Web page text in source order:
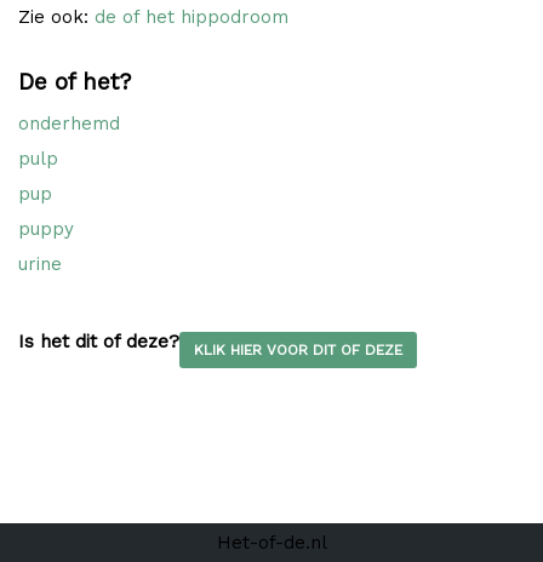
Zie ook: de of het hippodroom
De of het?
onderhemd
pulp
pup
puppy
urine
Is het dit of deze? KLIK HIER VOOR DIT OF DEZE
Het-of-de.nl